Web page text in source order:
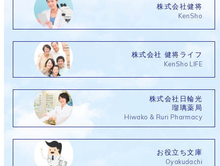
株式会社健将
KenSho
株式会社 健将ライフ
KenSho LIFE
株式会社日輪光
瑠璃薬局
Hiwako & Ruri Pharmacy
お役立ち文庫
Oyakudachi